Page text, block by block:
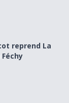
reprend La